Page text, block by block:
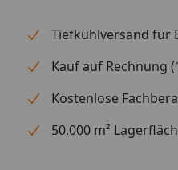
Tiefkühlversand für
Kauf auf Rechnung
Kostenlose
50.000 m²